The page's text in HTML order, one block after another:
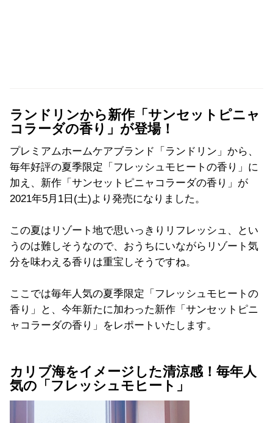
ランドリンから新作「サンセットピニャ
コラーダの香り」が登場！
プレミアムホームケアブランド「ランドリン」から、
毎年好評の夏季限定「フレッシュモヒートの香り」に
加え、新作「サンセットピニャコラーダの香り」が
2021年5月 1 日 (土)より発売になりました。
この夏はリゾート地で思いっきりリフレッシュ、とい
うのは難しそうなので、おうちにいながらリゾート気
分を味わえる香りは重宝しそうですね。
ここでは毎年人気の夏季限定「フレッシュモヒートの
香り」と、今年新たに加わった新作「サンセットピニ
ャコラーダの香り」をレポートいたします。
カリブ海をイメージした清涼感！毎年人
気の「フレッシュモヒート」